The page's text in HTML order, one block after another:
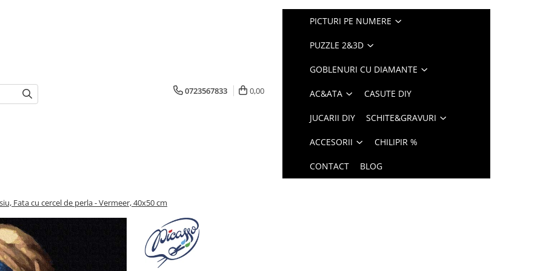
0723567833 0,00
PICTURI PE NUMERE
PUZZLE 2&3D
GOBLENURI CU DIAMANTE
AC&ATA CASUTE DIY
JUCARII DIY SCHITE&GRAVURI
ACCESORII CHILIPIR %
CONTACT BLOG
Fata cu cercel de perla - Vermeer, 40x50 cm